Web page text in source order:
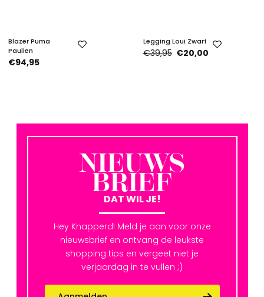
Blazer Puma
Paulien
€94,95
Legging Loui Zwart
€39,95 €20,00
NIEUWS
BRIEF
DAT WIL JE!
Hey Knapperd! Meld je aan voor onze
nieuwsbrief en ontvang de leukste
shopping tips en vergeet niet je
verjaardag in te vullen ;)